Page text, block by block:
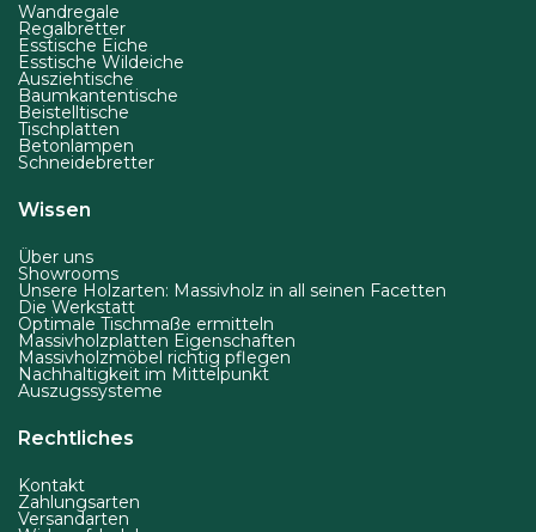
Wandregale
Regalbretter
Esstische Eiche
Esstische Wildeiche
Ausziehtische
Baumkantentische
Beistelltische
Tischplatten
Betonlampen
Schneidebretter
Wissen
Über uns
Showrooms
Unsere Holzarten: Massivholz in all seinen Facetten
Die Werkstatt
Optimale Tischmaße ermitteln
Massivholzplatten Eigenschaften
Massivholzmöbel richtig pflegen
Nachhaltigkeit im Mittelpunkt
Auszugssysteme
Rechtliches
Kontakt
Zahlungsarten
Versandarten